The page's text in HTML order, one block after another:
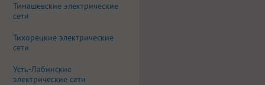
Тимашевские электрические
сети
Тихорецкие электрические
сети
Усть-Лабинские
электрические сети